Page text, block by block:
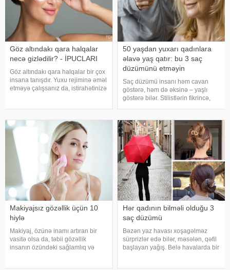
Göz altındakı qara halqalar
necə gizlədilir? - İPUCLARI
Göz altındakı qara halqalar bir çox
insana tanışdır. Yuxu rejiminə əməl
etməyə çalışsanız da, istirahətinizə
qara halqala
50 yaşdan yuxarı qadınlara
əlavə yaş qatır: bu 3 saç
düzümünü etməyin
Saç düzümü insanı həm cavan
göstərə, həm də əksinə – yaşlı
göstərə bilər. Stilistlərin fikrincə,
təsir edə bilər. Buna görə də saç
kəsimi seçərkən diqqətli olma
Makiyajsız gözəllik üçün 10
hiylə
Makiyaj, özünə inamı artıran bir
vasitə olsa da, təbii gözəllik
insanın özündəki sağlamlıq və
Hər qadının bilməli olduğu 3
saç düzümü
Bəzən yaz havası xoşagəlməz
sürprizlər edə bilər, məsələn, qəfil
başlayan yağış. Belə havalarda bir